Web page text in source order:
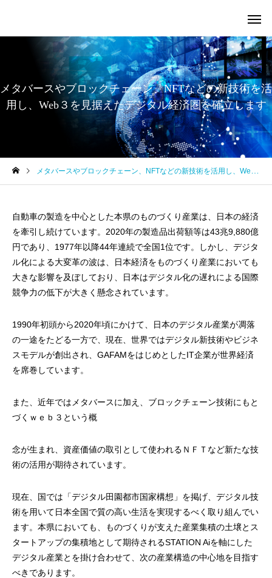
メタバースやブロックチェーン、NFTなどの新技術を活
用し、Web３を見据えたデジタル経済圏を確立します
メタバースやブロックチェーン、NFTなどの新技術を活用し、Web３を見据えたデジタル経済圏を確立します
自動車の製造を中心とした本県のものづくり産業は、日本の経済
を牽引し続けています。2020年の製造品出荷額等は43兆9,880億
円であり、1977年以降44年連続で全国1位です。しかし、デジタ
ル化による大変革の波は、日本経済をものづくり産業においても
大きな影響を及ぼしており、日本はデジタル化の遅れによる国際
競争力の低下が大きく懸念されています。
1990年初頭から2020年頃にかけて、日本のデジタル産業が凋落
の一途をたどる一方で、現在、世界ではデジタル新技術やビジネ
スモデルが創出され、GAFAMをはじめとしたIT企業が世界経済
を席巻しています。
また、近年ではメタバースに加え、ブロックチェーン技術にもと
づくｗｅｂ３という概
念が生まれ、資産価値の取引として使われるＮＦＴなど新たな技
術の活用が期待されています。
現在、国では「デジタル田園都市国家構想」を掲げ、デジタル技
術を用いて日本全国で質の高い生活を実現するべく取り組んでい
ます。本県においても、ものづくりが支えた産業集積の土壌とス
タートアップの集積地として期待されるSTATION Aiを軸にした
デジタル産業とを掛け合わせて、次の産業構造の中心地を目指す
べきであります。